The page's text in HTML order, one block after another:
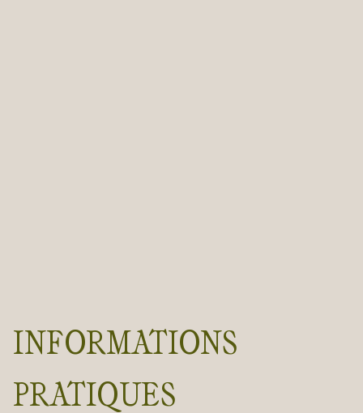
INFORMATIONS
PRATIQUES